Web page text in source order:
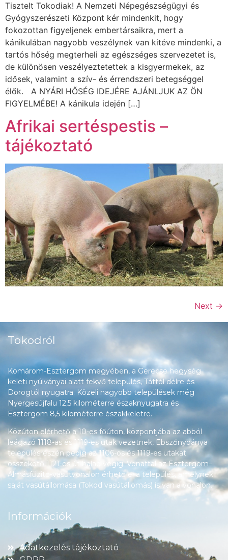
Tisztelt Tokodiak! A Nemzeti Népegészségügyi és
Gyógyszerészeti Központ kér mindenkit, hogy
fokozottan figyeljenek embertársaikra, mert a
kánikulában nagyobb veszélynek van kitéve mindenki, a
tartós hőség megterheli az egészséges szervezetet is,
de különösen veszélyeztetettek a kisgyermekek, az
idősek, valamint a szív- és érrendszeri betegséggel
élők. A NYÁRI HŐSÉG IDEJÉRE AJÁNLJUK AZ ÖN
FIGYELMÉBE! A kánikula idején […]
Afrikai sertéspestis –
tájékoztató
Next →
Tokodról
Komárom-Esztergom megyében, a Gerecse hegység
keleti nyúlványai alatt fekvő település, Táttól délre és
Dorogtól nyugatra. Közeli nagyobb települések még
Nyergesújfalu 12,5 kilométerre északnyugatra és
Esztergom 8,5 kilométerre északkeletre.
Közúton elérhető a 10-es főúton, központjába az abból
leágazó 1118-as és 1119-es utak vezetnek, Ebszőnybánya
településrészén pedig az 1106-os és 1119-es utakat
összekötő 1121-es út halad végig. Vonattal az Esztergom–
Almásfüzitő-vasútvonalon érhető el a település, amelynek
saját vasútállomása (Tokod vasútállomás) is van a vonalon.
Információk
Adatkezelés tájékoztató